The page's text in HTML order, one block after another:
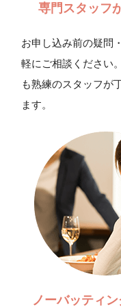
専門スタッフ
お申し込み前の疑問
軽にご相談ください
も熟練のスタッフが
ます。
ノーバッティ